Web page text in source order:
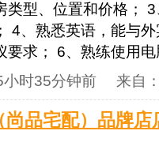
类型、位置和价格；
4、熟悉英语，能与
要求； 6、熟练使用
小时35分钟前 来自
尚品宅配）品牌店